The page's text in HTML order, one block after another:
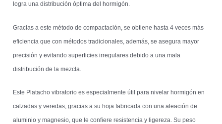
logra una distribución óptima del hormigón.
Gracias a este método de compactación, se obtiene hasta 4 veces más
eficiencia que con métodos tradicionales, además, se asegura mayor
precisión y evitando superficies irregulares debido a una mala
distribución de la mezcla.
Este Platacho vibratorio es especialmente útil para nivelar hormigón en
calzadas y veredas, gracias a su hoja fabricada con una aleación de
aluminio y magnesio, que le confiere resistencia y ligereza. Su peso